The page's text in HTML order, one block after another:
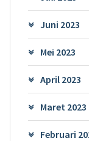
Juni 2023
Mei 2023
April 2023
Maret 2023
Februari